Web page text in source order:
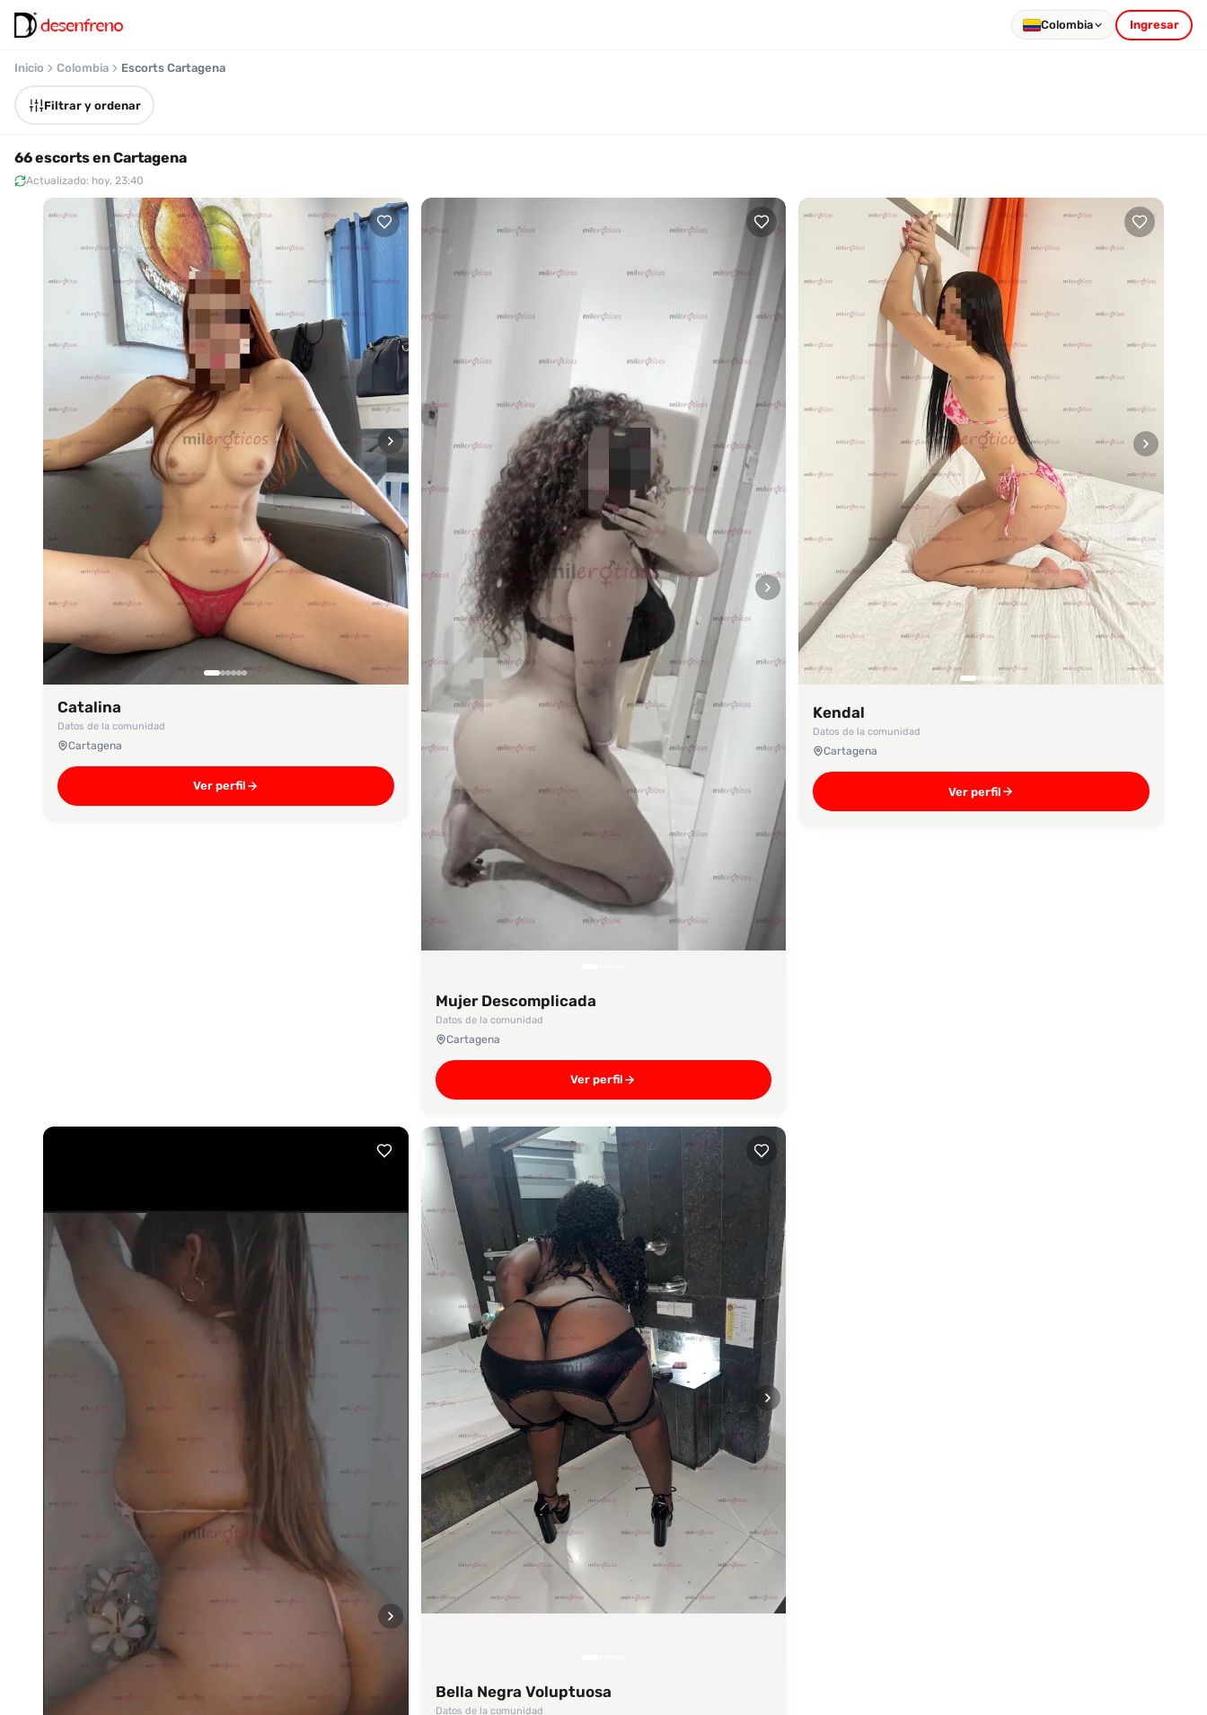
Colombia Ingresar
Inicio Colombia Escorts Cartagena
Filtrar y ordenar
66 escorts en Cartagena
Actualizado: hoy, 23:40
Catalina
Datos de la comunidad
Cartagena
Ver perfil
Mujer Descomplicada
Datos de la comunidad
Cartagena
Ver perfil
Kendal
Datos de la comunidad
Cartagena
Ver perfil
Bella Negra Voluptuosa
Datos de la comunidad